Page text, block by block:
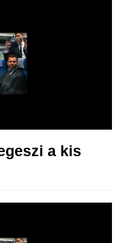
a kis